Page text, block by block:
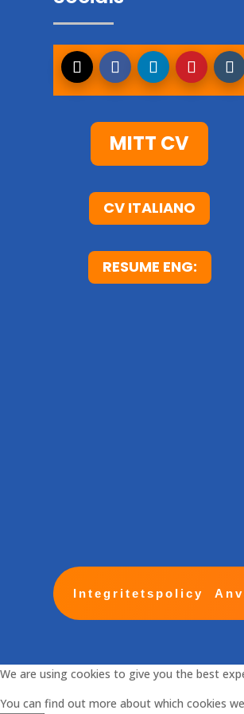
MITT CV
CV ITALIANO
RESUME ENG:
Integritetspolicy
We are using cookies to give you the best
You can find out more about which cookies